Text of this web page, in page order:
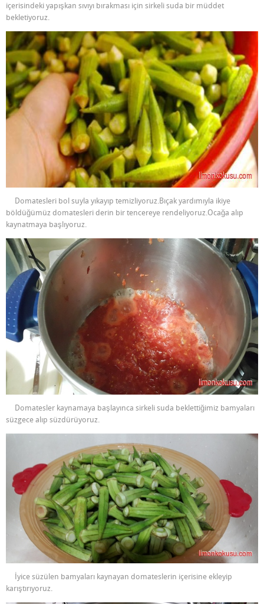
içerisindeki yapışkan sıvıyı bırakması için sirkeli suda bir müddet
bekletiyoruz.
Domatesleri bol suyla yıkayıp temizliyoruz.Bıçak yardımıyla ikiye
böldüğümüz domatesleri derin bir tencereye rendeliyoruz.Ocağa alıp
kaynatmaya başlıyoruz.
Domatesler kaynamaya başlayınca sirkeli suda beklettiğimiz bamyaları
süzgece alıp süzdürüyoruz.
İyice süzülen bamyaları kaynayan domateslerin içerisine ekleyip
karıştırıyoruz.